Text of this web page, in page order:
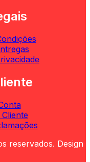
reservados. Design